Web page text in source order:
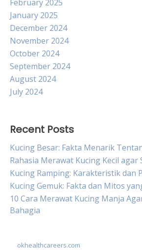
February 2025
January 2025
December 2024
November 2024
October 2024
September 2024
August 2024
July 2024
Recent Posts
Kucing Besar: Fakta Menarik
Rahasia Merawat Kucing Kecil agar
Kucing Ramping: Karakteristik dan
Kucing Gemuk: Fakta dan Mitos
10 Cara Merawat Kucing Manja
Bahagia
okhealthcareers.com